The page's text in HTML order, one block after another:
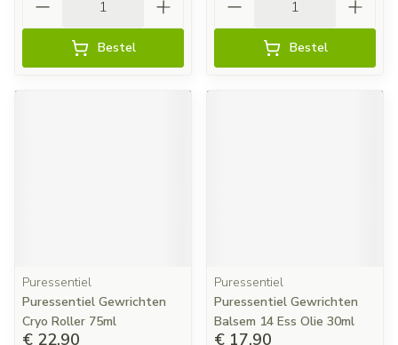
Bestel Bestel
Puressentiel
Puressentiel Gewrichten
Cryo Roller 75ml
€ 22,90
Puressentiel
Puressentiel Gewrichten
Balsem 14 Ess Olie 30ml
€ 17,90